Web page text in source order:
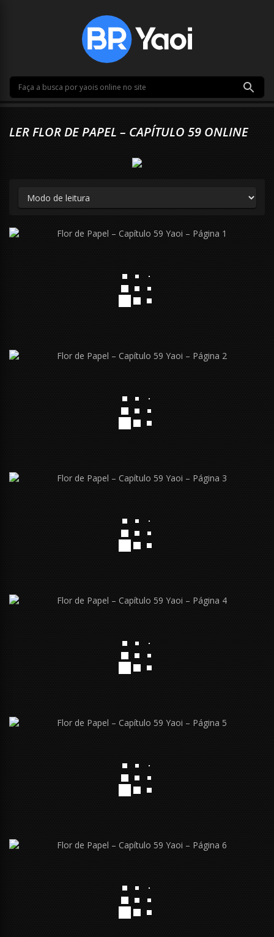
LER FLOR DE PAPEL – CAPÍTULO 59 ONLINE